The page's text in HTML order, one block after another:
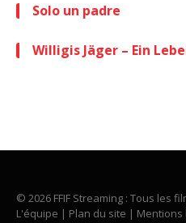
Solo un padre
Willigis Jäger – Ein
© 2026 FFIF Streaming : Tous les
L'équipe | Plan du site | Mentions